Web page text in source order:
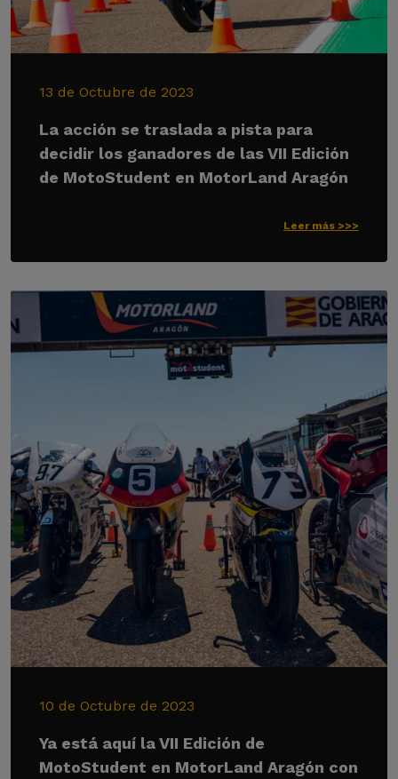
13 de Octubre de 2023
La acción se traslada a pista para
decidir los ganadores de las VII Edición
de MotoStudent en MotorLand Aragón
Leer más >>>
10 de Octubre de 2023
Ya está aquí la VII Edición de
MotoStudent en MotorLand Aragón con